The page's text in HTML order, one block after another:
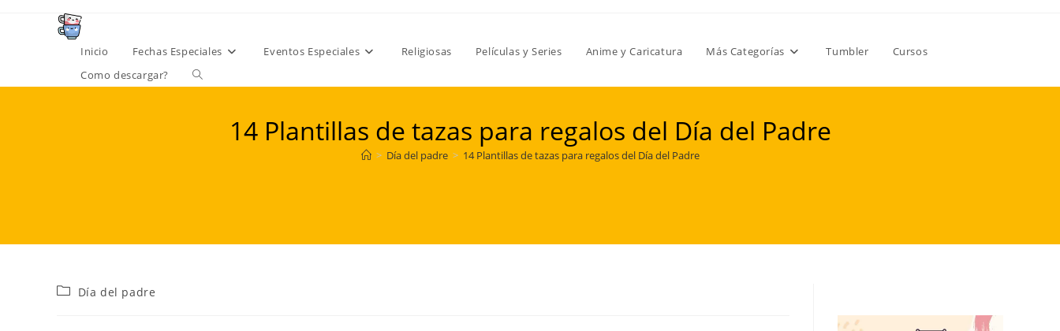
Inicio Fechas Especiales Eventos Especiales Religiosas Películas y Series Anime y Caricatura Más Categorías Tumbler
Cursos
Como descargar?
Alternar
14 Plantillas de tazas para regalos del Día del Padre
> Día del padre > 14 Plantillas de tazas para regalos del Día del Padre
Categoría
Día del padre